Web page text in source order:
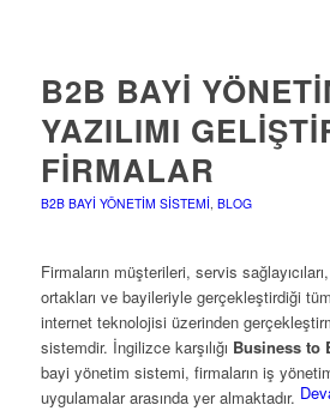
B2B BAYI
YAZILIMI
FIRMALAR
B2B BAYI YÖNETIM SISTEMI, BLOG
Firmaların müşterileri, servis
ortakları ve bayileriyle gerçekleştirdiği
internet teknolojisi üzerinden
sistemdir. İngilizce karşılığı Business to
bayi yönetim sistemi, firmaların iş
uygulamalar arasında yer almaktadır.